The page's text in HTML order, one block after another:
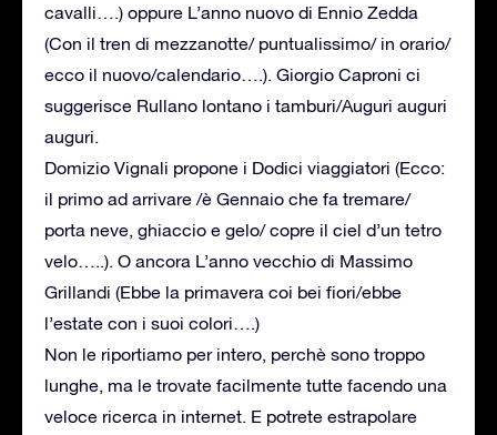
cavalli….) oppure L’anno nuovo di Ennio Zedda
(Con il tren di mezzanotte/ puntualissimo/ in orario/
ecco il nuovo/calendario….). Giorgio Caproni ci
suggerisce Rullano lontano i tamburi/Auguri auguri
auguri.
Domizio Vignali propone i Dodici viaggiatori (Ecco:
il primo ad arrivare /è Gennaio che fa tremare/
porta neve, ghiaccio e gelo/ copre il ciel d’un tetro
velo…..). O ancora L’anno vecchio di Massimo
Grillandi (Ebbe la primavera coi bei fiori/ebbe
l’estate con i suoi colori….)
Non le riportiamo per intero, perchè sono troppo
lunghe, ma le trovate facilmente tutte facendo una
veloce ricerca in internet. E potrete estrapolare